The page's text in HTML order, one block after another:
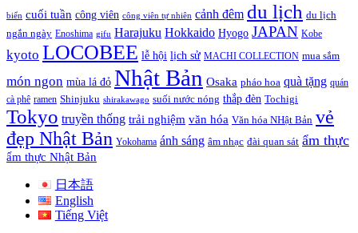
biển cuối tuần công viên công viên tự nhiên cảnh đêm du lịch du lịch
ngắn ngày Enoshima gifu Harajuku Hokkaido Hyogo JAPAN Kobe
kyoto LOCOBEE lễ hội lịch sử MACHI COLLECTION mua sắm
món ngon mùa lá đỏ Nhật Bản Osaka pháo hoa quà tặng quán
cà phê ramen Shinjuku shirakawago suối nước nóng thắp đèn Tochigi
Tokyo truyền thống trải nghiệm văn hóa Văn hóa NHật Bản vẻ
đẹp Nhật Bản Yokohama ánh sáng âm nhạc đài quan sát ẩm thực
ẩm thực Nhật Bản
日本語
English
Tiếng Việt